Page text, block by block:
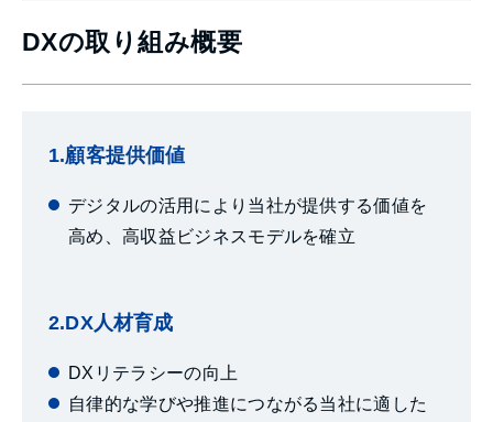
DXの取り組み概要
1.顧客提供価値
デジタルの活用により当社が提供する価値を
高め、高収益ビジネスモデルを確立
2.DX人材育成
DXリテラシーの向上
自律的な学びや推進につながる当社に適した